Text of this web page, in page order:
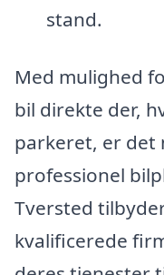
stand.
Med mulighed
bil direkte der,
parkeret, er det
professionel
Tversted
kvalificerede